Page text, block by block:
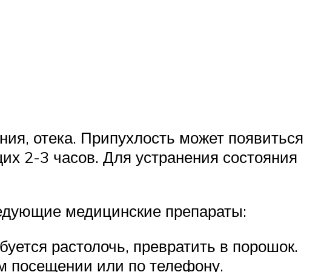
отека. Припухлость может появиться
2-3 часов. Для устранения состояния
медицинские препараты:
растолочь, превратить в порошок.
посещении или по телефону.